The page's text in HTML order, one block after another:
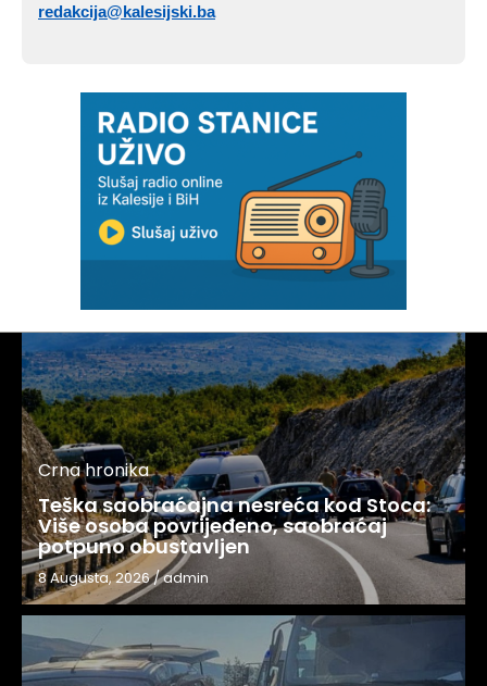
redakcija@kalesijski.ba
Crna hronika
Teška saobraćajna nesreća kod Stoca:
Više osoba povrijeđeno, saobraćaj
potpuno obustavljen
8 Augusta, 2026/admin